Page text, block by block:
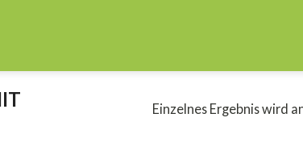
Einzelnes Ergebnis wird